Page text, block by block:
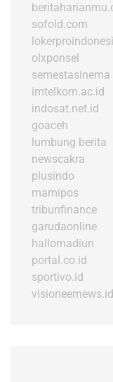
sofold.com
olxponsel
semestasinema
imtelkom.ac.id
indosat.net.id
goaceh
lumbung berita
newscakra
plusindo
mamipos
tribunfinance
garudaonline
hallomadiun
portal.co.id
sportivo.id
visioneernews.id